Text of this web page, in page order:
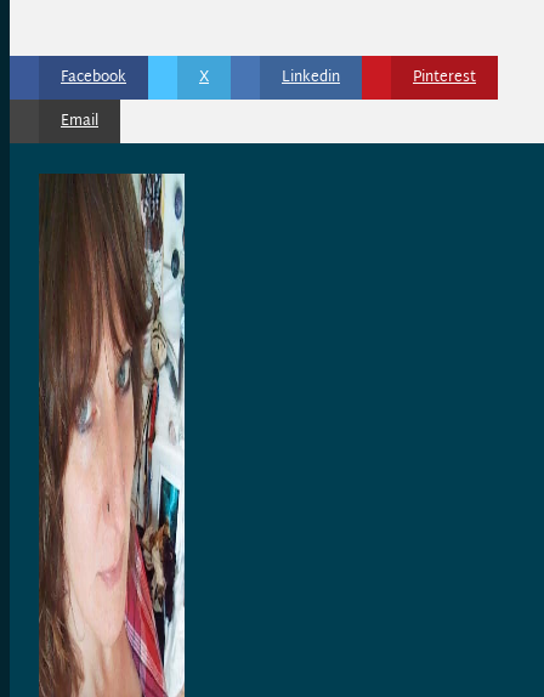
Facebook X Linkedin
Pinterest
Email